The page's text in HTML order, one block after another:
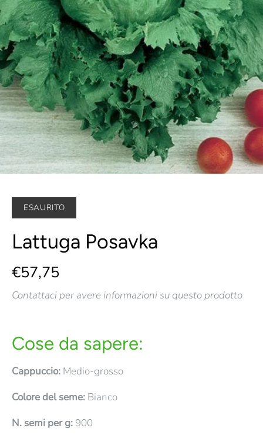
ESAURITO
Lattuga Posavka
€57,75
Contattaci per avere informazioni su questo prodotto
Cose da sapere:
Cappuccio: Medio-grosso
Colore del seme: Bianco
N. semi per g: 900